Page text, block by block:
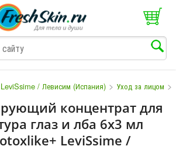
LeviSsime / Левисим (Испания) > Уход за лицом >
концентрат для
глаз и лба 6х3 мл
LeviSsime /
Q S T V W